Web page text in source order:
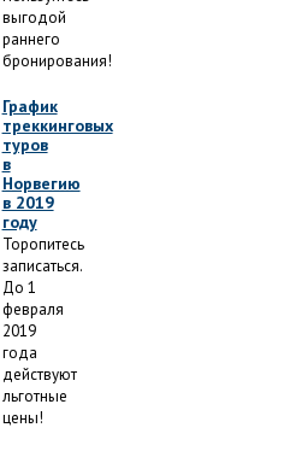
выгодой
раннего
бронирования!
График
треккинговых
туров
в
Норвегию
в 2019
году
Торопитесь
записаться.
До 1
февраля
2019
года
действуют
льготные
цены!